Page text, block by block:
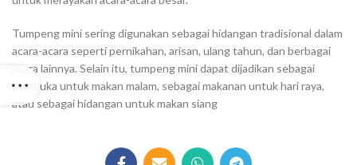
Tumpeng mini sering digunakan sebagai hidangan tradisional dalam
acara-acara seperti pernikahan, arisan, ulang tahun, dan berbagai
acara lainnya. Selain itu, tumpeng mini dapat dijadikan sebagai
pembuka untuk makan malam, sebagai makanan untuk hari raya,
atau sebagai hidangan untuk makan siang